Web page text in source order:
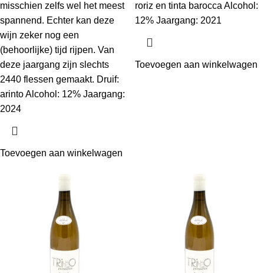
misschien zelfs wel het meest
spannend. Echter kan deze
wijn zeker nog een
(behoorlijke) tijd rijpen. Van
deze jaargang zijn slechts
2440 flessen gemaakt. Druif:
arinto Alcohol: 12% Jaargang:
2024
Toevoegen aan winkelwagen
roriz en tinta barocca Alcohol:
12% Jaargang: 2021
Toevoegen aan winkelwagen